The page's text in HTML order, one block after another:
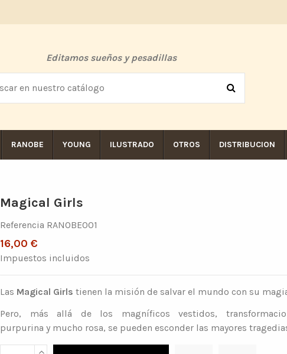
Editamos sueños y pesadillas
RANOBE YOUNG ILUSTRADO OTROS DISTRIBUCION
Magical Girls
Referencia RANOBE001
16,00 €
Impuestos incluidos
Las Magical Girls tienen la misión de salvar el mundo con su
Pero, más allá de los magníficos vestidos,
purpurina y mucho rosa, se pueden esconder las mayores